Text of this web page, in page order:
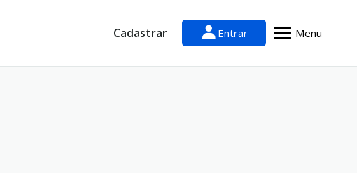
Cadastrar Entrar Menu